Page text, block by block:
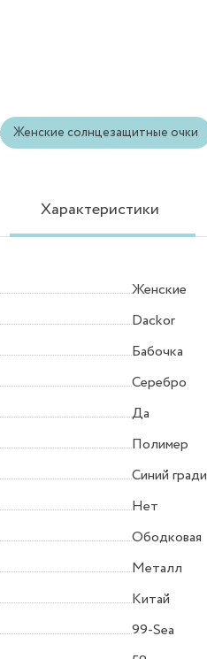
Женские солнцезащитные очки
Характеристики
Женские
Dackor
Бабочка
Серебро
Да
Полимер
Синий
Нет
Ободковая
Металл
Китай
99-Sea